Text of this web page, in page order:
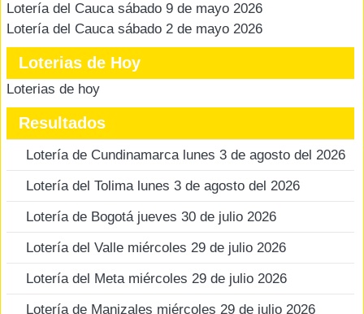
Lotería del Cauca sábado 9 de mayo 2026
Lotería del Cauca sábado 2 de mayo 2026
Loterias de Hoy
Loterias de hoy
Resultados
Lotería de Cundinamarca lunes 3 de agosto del 2026
Lotería del Tolima lunes 3 de agosto del 2026
Lotería de Bogotá jueves 30 de julio 2026
Lotería del Valle miércoles 29 de julio 2026
Lotería del Meta miércoles 29 de julio 2026
Lotería de Manizales miércoles 29 de julio 2026